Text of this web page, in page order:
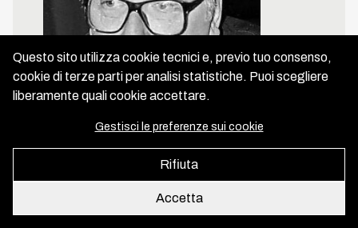
Questo sito utilizza cookie tecnici e, previo tuo consenso,
cookie di terze parti per analisi statistiche. Puoi scegliere
liberamente quali cookie accettare.
Gestisci le preferenze sui cookie
Rifiuta
Accetta